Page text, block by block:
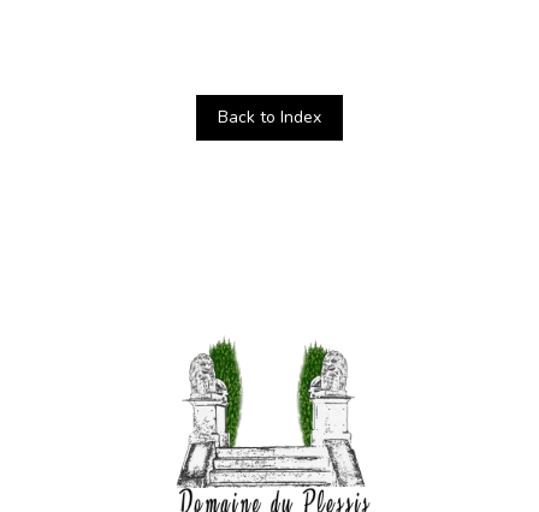
Back to Index